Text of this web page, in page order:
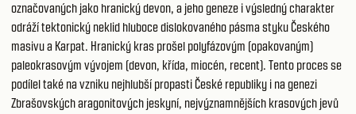
označovaných jako hranický devon, a jeho geneze i výsledný charakter
odráží tektonický neklid hluboce dislokovaného pásma styku Českého
masivu a Karpat. Hranický kras prošel polyfázovým (opakovaným)
paleokrasovým vývojem (devon, křída, miocén, recent). Tento proces se
podílel také na vzniku nejhlubší propasti České republiky i na genezi
Zbrašovských aragonitových jeskyní, nejvýznamnějších krasových jevů